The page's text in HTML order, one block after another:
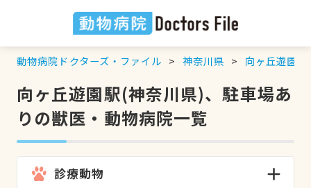
動物病院ドクターズ・ファイル 神奈川県 向ヶ丘遊園駅
向ヶ丘遊園駅(神奈川県)、駐車場あ
りの獣医・動物病院一覧
診療動物